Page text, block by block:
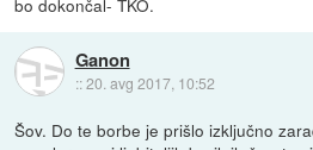
bo dokončal- TKO.
Ganon
::20. avg 2017, 10:52
Šov. Do te borbe je prišlo izključno